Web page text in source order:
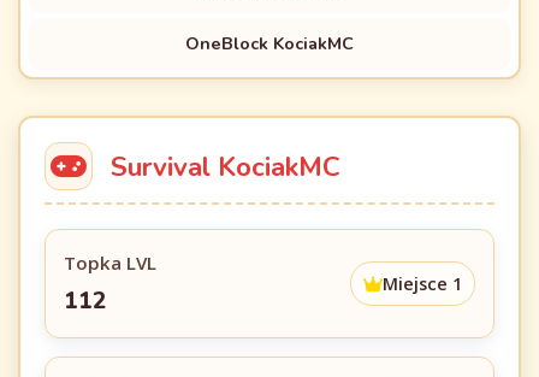
OneBlock KociakMC
Survival KociakMC
Topka LVL
112
Miejsce 1